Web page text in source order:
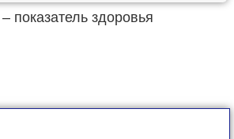
показатель здоровья